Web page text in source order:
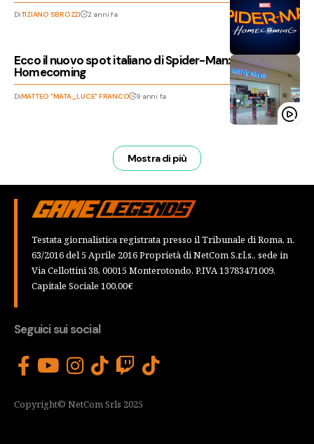
DiTIZIANO SBROZZI 2 anni fa
Ecco il nuovo spot italiano di Spider-Man:
Homecoming
DiMATTEO "MATA_LUCE" FRANCO 9 anni fa
Mostra di più
Testata giornalistica registrata presso il Tribunale di Roma, n.
63/2016 del 5 Aprile 2016 Proprietà di NetCom S.r.l.s., sede in
Via Cellottini 38, 00015 Monterotondo, P.IVA 13783471009,
Capitale Sociale 100,00€
Seguici sui social
Copyright© NetCom Srls 2025